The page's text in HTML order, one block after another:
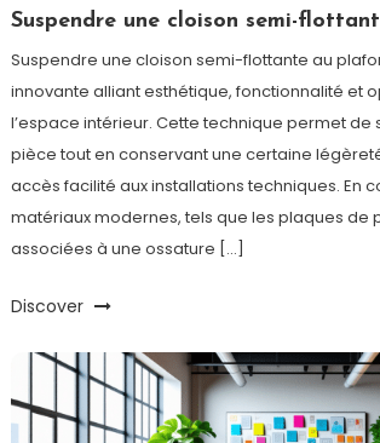
Suspendre une cloison semi-
Suspendre une cloison semi-flottante au
innovante alliant esthétique, fonctionnalité et
l’espace intérieur. Cette technique permet de
pièce tout en conservant une certaine
accès facilité aux installations techniques. En
matériaux modernes, tels que les plaques de
associées à une ossature […]
Discover